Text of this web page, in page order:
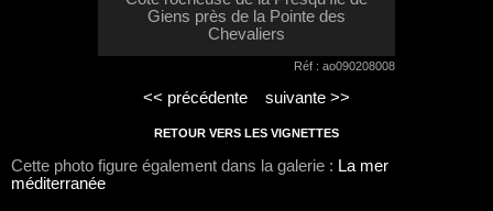
Giens près de la Pointe des
Chevaliers
Réf : ao090208008
<< précédente suivante >>
RETOUR VERS LES VIGNETTES
Cette photo figure également dans la galerie : La mer
méditerranée